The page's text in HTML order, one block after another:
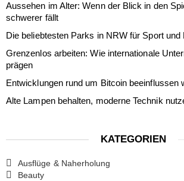
Aussehen im Alter: Wenn der Blick in den
schwerer fällt
Die beliebtesten Parks in NRW für Sport und
Grenzenlos arbeiten: Wie internationale
prägen
Entwicklungen rund um Bitcoin beeinflussen
Alte Lampen behalten, moderne Technik
KATEGORIEN
Ausflüge & Naherholung
Beauty